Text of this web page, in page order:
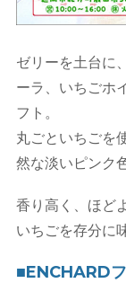
ゼリーを土台に
ーラ、いちごホ
フト。
丸ごといちごを
然な淡いピンク
香り高く、ほど
いちごを存分に
■ENCHARD